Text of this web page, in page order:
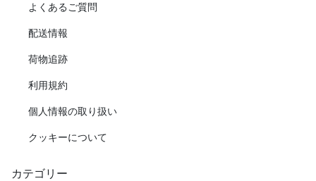
よくあるご質問
配送情報
荷物追跡
利用規約
個人情報の取り扱い
クッキーについて
カテゴリー